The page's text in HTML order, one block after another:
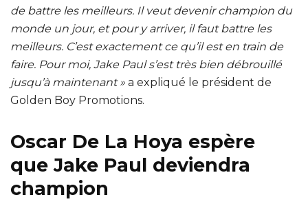
de battre les meilleurs. Il veut devenir champion du
monde un jour, et pour y arriver, il faut battre les
meilleurs. C’est exactement ce qu’il est en train de
faire. Pour moi, Jake Paul s’est très bien débrouillé
jusqu’à maintenant » a expliqué le président de
Golden Boy Promotions.
Oscar De La Hoya espère
que Jake Paul deviendra
champion